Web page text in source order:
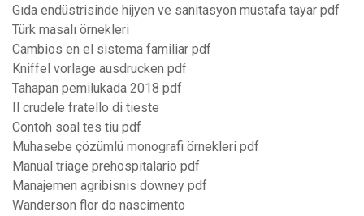
Gıda endüstrisinde hijyen ve sanitasyon mustafa tayar pdf
Türk masalı örnekleri
Cambios en el sistema familiar pdf
Kniffel vorlage ausdrucken pdf
Tahapan pemilukada 2018 pdf
Il crudele fratello di tieste
Contoh soal tes tiu pdf
Muhasebe çözümlü monografi örnekleri pdf
Manual triage prehospitalario pdf
Manajemen agribisnis downey pdf
Wanderson flor do nascimento